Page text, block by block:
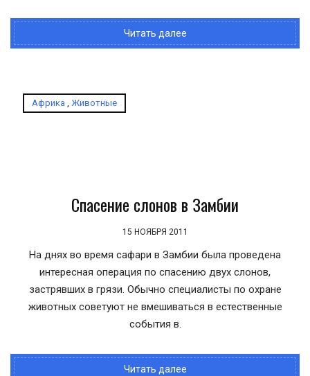
Читать далее
Африка , Животные
Спасение слонов в Замбии
15 НОЯБРЯ 2011
На днях во время сафари в Замбии была проведена
интересная операция по спасению двух слонов,
застрявших в грязи. Обычно специалисты по охране
животных советуют не вмешиваться в естественные
события в.
Читать далее